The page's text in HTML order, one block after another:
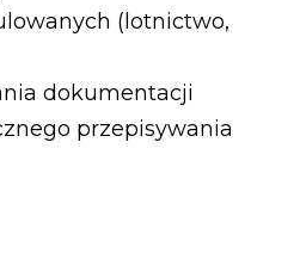
(lotnictwo,
dokumentacji
przepisywania